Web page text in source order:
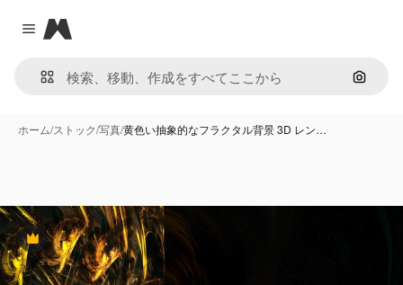
Close menu
Magnific
画像で
ホーム/ストック/写真/黄色い抽象的なフラクタル背景 3D レン…
Premium